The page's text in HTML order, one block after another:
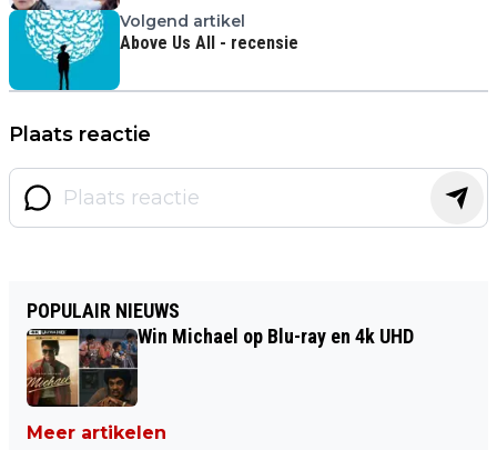
Volgend artikel
Above Us All - recensie
Plaats reactie
POPULAIR NIEUWS
Win Michael op Blu-ray en 4k UHD
Meer artikelen